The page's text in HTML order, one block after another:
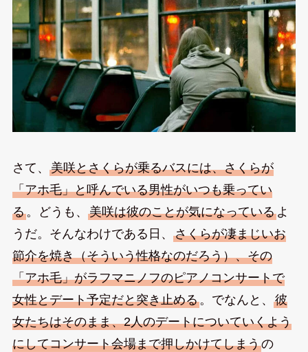
さて、 美咲とさくらが乗るバスには、さくらが
「アホ毛」と呼んでいる男性がいつも乗ってい
る。どうも、 美咲は彼のことが気になっているよ
うだ。そんなわけである日、 さくらが凄まじいお
節介を焼き（そういう性格なのだろう）、その
「アホ毛」がラフマニノフのピアノコンサートで
女性とデート予定だと突き止める。でなんと、 彼
女たちはそのまま、2人のデートについていくよう
にしてコンサート会場まで押しかけてしまうの